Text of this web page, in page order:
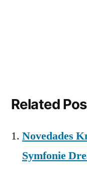
Related
Novedades
Symfonie